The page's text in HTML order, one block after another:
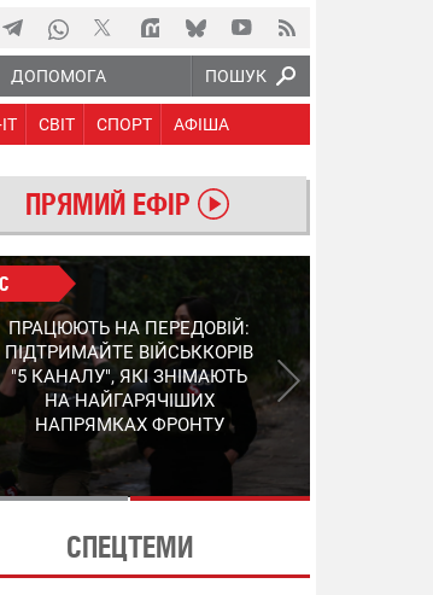
ПОШУК
ДОПОМОГА
СВІТ СПОРТ АФІША
ПРЯМИЙ ЕФІР
КІНЕЦЬ ВОРОЖИМ
"МОЛНІЯМ" ТА FPV: ЯК
УКРАЇНСЬКИЙ STEP-3
ЗМІНЮЄ ПРАВИЛА ГРИ –
ПОДРОБИЦІ ПРО
ПЕРЕХОПЛЮВАЧ
ПРАЦЮЮТЬ НА ПЕРЕДОВІЙ:
ПІДТРИМАЙТЕ ВІЙСЬККОРІВ
"5 КАНАЛУ", ЯКІ ЗНІМАЮТЬ
НА НАЙГАРЯЧІШИХ
НАПРЯМКАХ ФРОНТУ
СПЕЦТЕМИ